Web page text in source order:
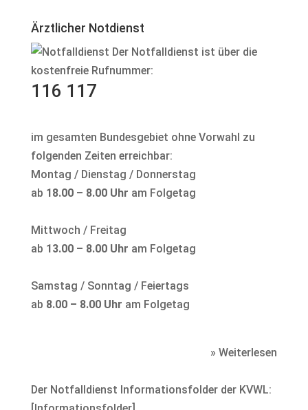
Ärztlicher Notdienst
Der Notfalldienst ist über die
kostenfreie Rufnummer:
116 117
im gesamten Bundesgebiet ohne Vorwahl zu
folgenden Zeiten erreichbar:
Montag / Dienstag / Donnerstag
ab 18.00 – 8.00 Uhr am Folgetag
Mittwoch / Freitag
ab 13.00 – 8.00 Uhr am Folgetag
Samstag / Sonntag / Feiertags
ab 8.00 – 8.00 Uhr am Folgetag
» Weiterlesen
Der Notfalldienst Informationsfolder der KVWL: